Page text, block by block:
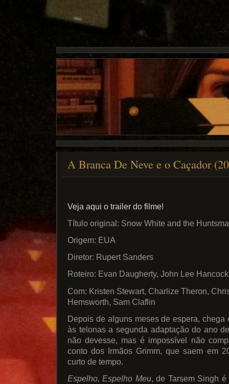
A Branca De Neve e o Caçador
Veja aqui o trailer do filme!
Título original: Snow White and the
Origem: EUA
Diretor: Rupert Sanders
Roteiro: Evan Daugherty, John Lee Hancock
Com: Kristen Stewart, Charlize Theron,
Hemsworth, Sam Claflin
Depois de alguns meses de espera, chega
às telonas a segunda adaptação do ano
não devesse, mas é impossível não
conto dos Irmãos Grimm, que saem em
curto de tempo.
Espelho, Espelho Meu, de Tarsem Singh